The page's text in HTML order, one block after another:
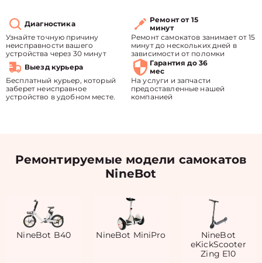
Диагностика
Узнайте точную причину
неисправности вашего
устройства через 30 минут
Ремонт от 15
минут
Ремонт самокатов занимает от 15
минут до нескольких дней в
зависимости от поломки
Выезд курьера
Бесплатный курьер, который
заберет неисправное
устройство в удобном месте.
Гарантия до 36
мес
На услуги и запчасти
предоставленные нашей
компанией
Ремонтируемые модели самокатов
NineBot
NineBot B40 NineBot MiniPro
NineBot
eKickScooter
Zing E10